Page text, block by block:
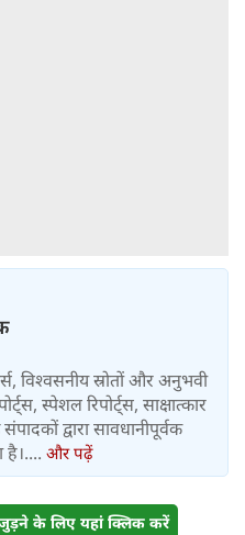
विश्वसनीय स्रोतों और अनुभवी
स्पेशल रिपोर्ट्स, साक्षात्कार
द्वारा सावधानीपूर्वक
है।.... और पढ़ें
के लिए यहां क्लिक करें